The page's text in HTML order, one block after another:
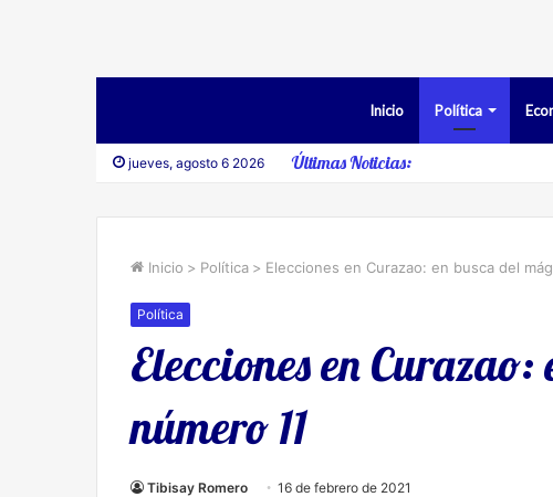
Inicio Política
jueves, agosto 6 2026 Últimas Noticias:
Inicio > Política > Elecciones en Curazao: en busca del
Política
Elecciones en
número 11
Tibisay Romero 16 de febrero de 2021